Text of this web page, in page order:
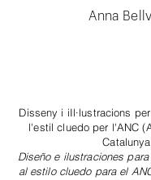
Anna
Disseny i iIl·lustracions
l'estil cluedo per l'ANC
Diseño e ilustraciones
al estilo cluedo para el